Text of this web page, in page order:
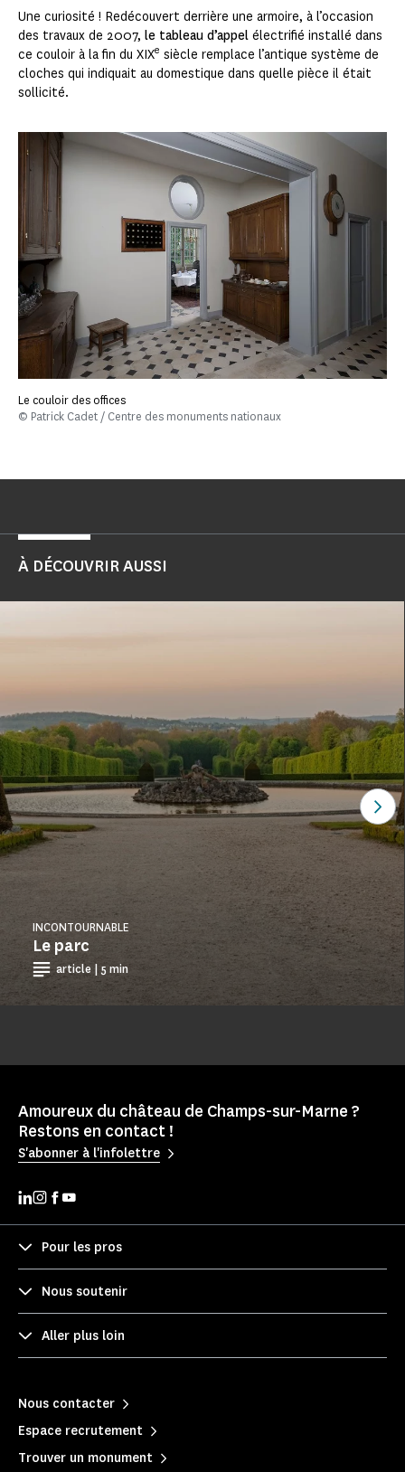
Une curiosité ! Redécouvert derrière une armoire, à l’occasion
des travaux de 2007, le tableau d’appel électrifié installé dans
ce couloir à la fin du XIXe siècle remplace l’antique système de
cloches qui indiquait au domestique dans quelle pièce il était
sollicité.
Le couloir des offices
© Patrick Cadet / Centre des monuments nationaux
À DÉCOUVRIR AUSSI
Le parc
INCONTOURNABLE
article | 5 min
Amoureux du château de Champs-sur-Marne ?
Restons en contact !
S'abonner à l'infolettre
Pour les pros
Nous soutenir
Aller plus loin
Nous contacter
Espace recrutement
Trouver un monument